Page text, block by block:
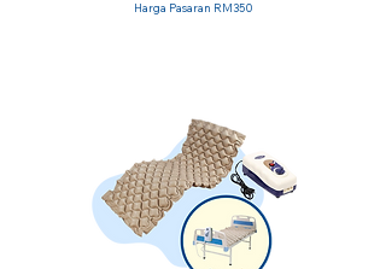
Harga Pasaran RM350